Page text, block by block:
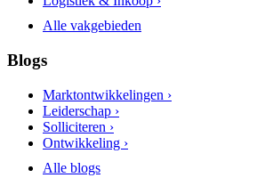
Alle vakgebieden
Blogs
Marktontwikkelingen ›
Leiderschap ›
Solliciteren ›
Ontwikkeling ›
Alle blogs